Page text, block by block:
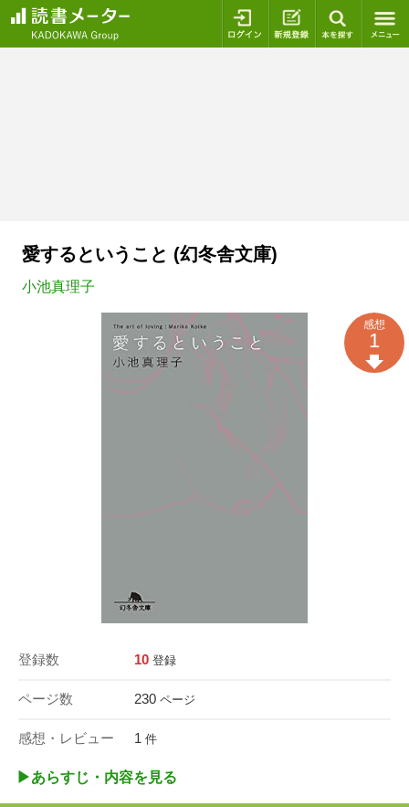
ログイン 新規登録
愛するということ (幻冬舎文庫)
小池真理子
登録数 10 登録
ページ数 230 ページ
感想・レビュー 1 件
感想
1
▶︎あらすじ・内容を見る